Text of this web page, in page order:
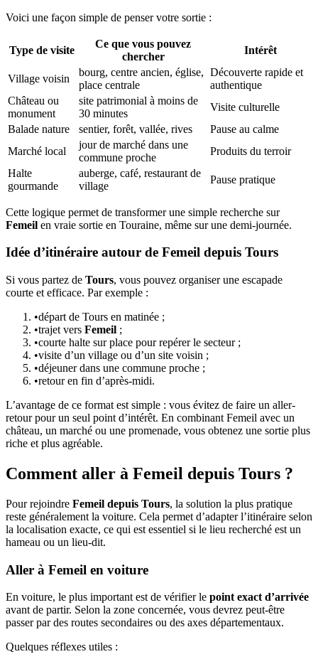
Voici une façon simple de penser votre sortie :
Type de visite
Ce que vous pouvez
chercher
Intérêt
Village voisin
bourg, centre ancien, église,
place centrale
Découverte rapide et
authentique
Château ou
monument
site patrimonial à moins de
30 minutes
Visite culturelle
Balade nature
sentier, forêt, vallée, rives
Pause au calme
Marché local
jour de marché dans une
commune proche
Produits du terroir
Halte
gourmande
auberge, café, restaurant de
village
Pause pratique
Cette logique permet de transformer une simple recherche sur
Femeil en vraie sortie en Touraine, même sur une demi-journée.
Idée d’itinéraire autour de Femeil depuis Tours
Si vous partez de Tours, vous pouvez organiser une escapade
courte et efficace. Par exemple :
•départ de Tours en matinée ;
•trajet vers Femeil ;
•courte halte sur place pour repérer le secteur ;
•visite d’un village ou d’un site voisin ;
•déjeuner dans une commune proche ;
•retour en fin d’après-midi.
L’avantage de ce format est simple : vous évitez de faire un aller-
retour pour un seul point d’intérêt. En combinant Femeil avec un
château, un marché ou une promenade, vous obtenez une sortie plus
riche et plus agréable.
Comment aller à Femeil depuis Tours ?
Pour rejoindre Femeil depuis Tours, la solution la plus pratique
reste généralement la voiture. Cela permet d’adapter l’itinéraire selon
la localisation exacte, ce qui est essentiel si le lieu recherché est un
hameau ou un lieu-dit.
Aller à Femeil en voiture
En voiture, le plus important est de vérifier le point exact d’arrivée
avant de partir. Selon la zone concernée, vous devrez peut-être
passer par des routes secondaires ou des axes départementaux.
Quelques réflexes utiles :